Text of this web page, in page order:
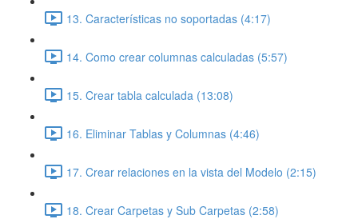
13. Características no soportadas (4:17)
14. Como crear columnas calculadas (5:57)
15. Crear tabla calculada (13:08)
16. Eliminar Tablas y Columnas (4:46)
17. Crear relaciones en la vista del Modelo (2:15)
18. Crear Carpetas y Sub Carpetas (2:58)